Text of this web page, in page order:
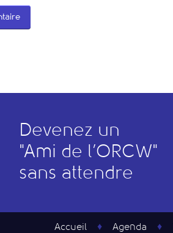
Devenez un
"Ami de l’ORCW"
sans attendre
Accueil Agenda